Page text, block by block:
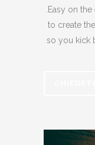
.Easy on
to create
so you kick